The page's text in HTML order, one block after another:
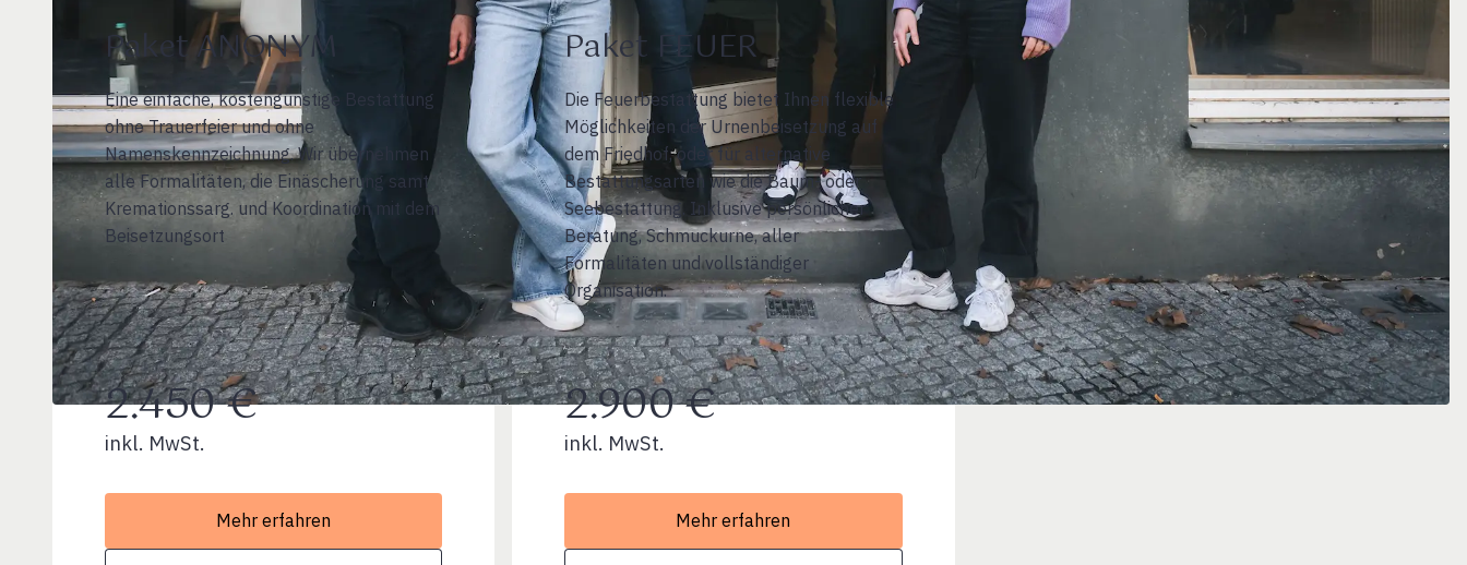
Paket ANONYM
Eine einfache, kostengünstige Bestattung
ohne Trauerfeier und ohne
Namenskennzeichnung. Wir übernehmen
alle Formalitäten, die Einäscherung samt
Kremationssarg. und Koordination mit dem
Beisetzungsort
2.450 €
inkl. MwSt.
Mehr erfahren
Paket FEUER
Die Feuerbestattung bietet Ihnen flexible
Möglichkeiten der Urnenbeisetzung auf
dem Friedhof, oder für alternative
Bestattungsarten wie die Baum- oder
Seebestattung. Inklusive persönlicher
Beratung, Schmuckurne, aller
Formalitäten und vollständiger
Organisation.
2.900 €
inkl. MwSt.
Mehr erfahren